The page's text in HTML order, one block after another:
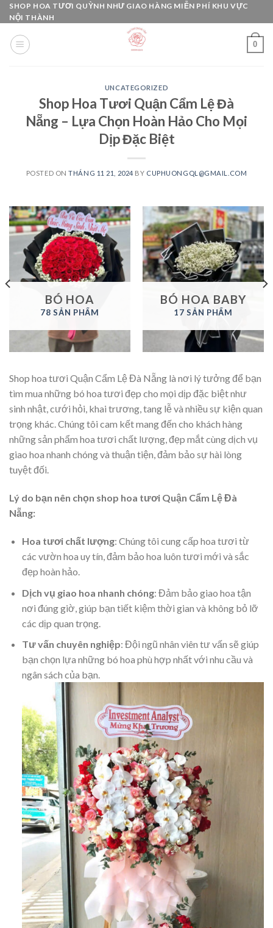
Skip
to
content
SHOP HOA TƯƠI QUỲNH NHƯ GIAO HÀNG MIỄN PHÍ KHU VỰC
NỘI THÀNH
0
UNCATEGORIZED
Shop Hoa Tươi Quận Cẩm Lệ Đà
Nẵng – Lựa Chọn Hoàn Hảo Cho Mọi
Dịp Đặc Biệt
POSTED ONTHÁNG 11 21, 2024 BY CUPHUONGQL@GMAIL.COM
BÓ HOA
78 SẢN PHẨM
BÓ HOA BABY
17 SẢN PHẨM
Shop hoa tươi Quận Cẩm Lệ Đà Nẵng là nơi lý tưởng để bạn
tìm mua những bó hoa tươi đẹp cho mọi dịp đặc biệt như
sinh nhật, cưới hỏi, khai trương, tang lễ và nhiều sự kiện quan
trọng khác. Chúng tôi cam kết mang đến cho khách hàng
những sản phẩm hoa tươi chất lượng, đẹp mắt cùng dịch vụ
giao hoa nhanh chóng và thuận tiện, đảm bảo sự hài lòng
tuyệt đối.
Lý do bạn nên chọn shop hoa tươi Quận Cẩm Lệ Đà
Nẵng:
Hoa tươi chất lượng: Chúng tôi cung cấp hoa tươi từ
các vườn hoa uy tín, đảm bảo hoa luôn tươi mới và sắc
đẹp hoàn hảo.
Dịch vụ giao hoa nhanh chóng: Đảm bảo giao hoa tận
nơi đúng giờ, giúp bạn tiết kiệm thời gian và không bỏ lỡ
các dịp quan trọng.
Tư vấn chuyên nghiệp: Đội ngũ nhân viên tư vấn sẽ giúp
bạn chọn lựa những bó hoa phù hợp nhất với nhu cầu và
ngân sách của bạn.